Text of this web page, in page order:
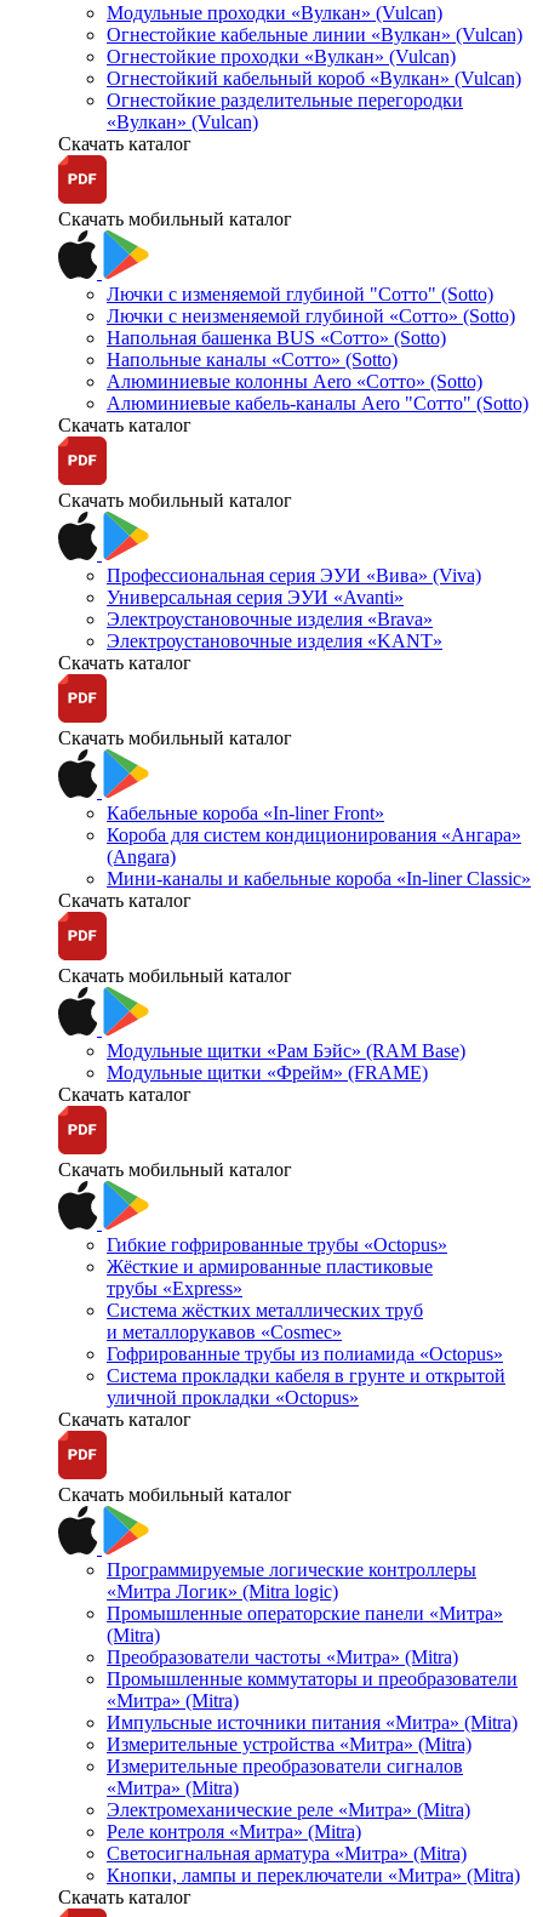
Модульные проходки «Вулкан» (Vulcan)
Огнестойкие кабельные линии «Вулкан» (Vulcan)
Огнестойкие проходки «Вулкан» (Vulcan)
Огнестойкий кабельный короб «Вулкан» (Vulcan)
Огнестойкие разделительные перегородки
«Вулкан» (Vulcan)
Скачать каталог
Скачать мобильный каталог
Лючки с изменяемой глубиной "Сотто" (Sotto)
Лючки с неизменяемой глубиной «Сотто» (Sotto)
Напольная башенка BUS «Сотто» (Sotto)
Напольные каналы «Сотто» (Sotto)
Алюминиевые колонны Aero «Сотто» (Sotto)
Алюминиевые кабель-каналы Aero "Сотто" (Sotto)
Скачать каталог
Скачать мобильный каталог
Профессиональная серия ЭУИ «Вива» (Viva)
Универсальная серия ЭУИ «Avanti»
Электроустановочные изделия «Brava»
Электроустановочные изделия «KANT»
Скачать каталог
Скачать мобильный каталог
Кабельные короба «In-liner Front»
Короба для систем кондиционирования «Ангара»
(Angara)
Мини-каналы и кабельные короба «In-liner Classic»
Скачать каталог
Скачать мобильный каталог
Модульные щитки «Рам Бэйс» (RAM Base)
Модульные щитки «Фрейм» (FRAME)
Скачать каталог
Скачать мобильный каталог
Гибкие гофрированные трубы «Octopus»
Жёсткие и армированные пластиковые
трубы «Express»
Система жёстких металлических труб
и металлорукавов «Cosmec»
Гофрированные трубы из полиамида «Octopus»
Система прокладки кабеля в грунте и открытой
уличной прокладки «Octopus»
Скачать каталог
Скачать мобильный каталог
Программируемые логические контроллеры
«Митра Логик» (Mitra logic)
Промышленные операторские панели «Митра»
(Mitra)
Преобразователи частоты «Митра» (Mitra)
Промышленные коммутаторы и преобразователи
«Митра» (Mitra)
Импульсные источники питания «Митра» (Mitra)
Измерительные устройства «Митра» (Mitra)
Измерительные преобразователи сигналов
«Митра» (Mitra)
Электромеханические реле «Митра» (Mitra)
Реле контроля «Митра» (Mitra)
Светосигнальная арматура «Митра» (Mitra)
Кнопки, лампы и переключатели «Митра» (Mitra)
Скачать каталог